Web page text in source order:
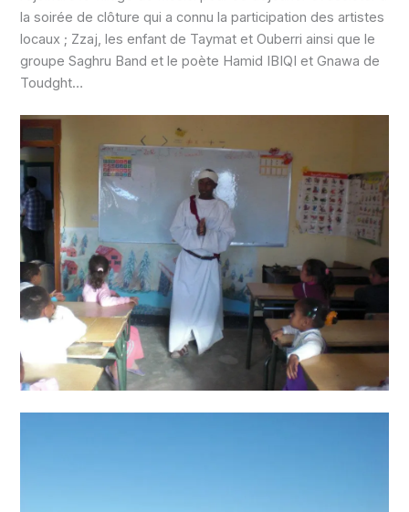
la soirée de clôture qui a connu la participation des artistes
locaux ; Zzaj, les enfant de Taymat et Ouberri ainsi que le
groupe Saghru Band et le poète Hamid IBIQI et Gnawa de
Toudght…